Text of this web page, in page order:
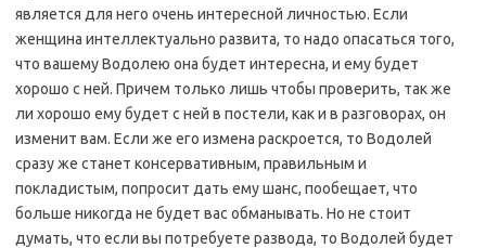
является для него очень интересной личностью. Если
женщина интеллектуально развита, то надо опасаться того,
что вашему Водолею она будет интересна, и ему будет
хорошо с ней. Причем только лишь чтобы проверить, так же
ли хорошо ему будет с ней в постели, как и в разговорах, он
изменит вам. Если же его измена раскроется, то Водолей
сразу же станет консервативным, правильным и
покладистым, попросит дать ему шанс, пообещает, что
больше никогда не будет вас обманывать. Но не стоит
думать, что если вы потребуете развода, то Водолей будет